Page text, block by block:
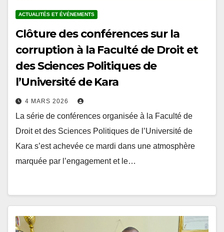
Clôture des conférences sur la
corruption à la Faculté de Droit et
des Sciences Politiques de
l’Université de Kara
La série de conférences organisée à la Faculté de
Droit et des Sciences Politiques de l’Université de
Kara s’est achevée ce mardi dans une atmosphère
marquée par l’engagement et le…